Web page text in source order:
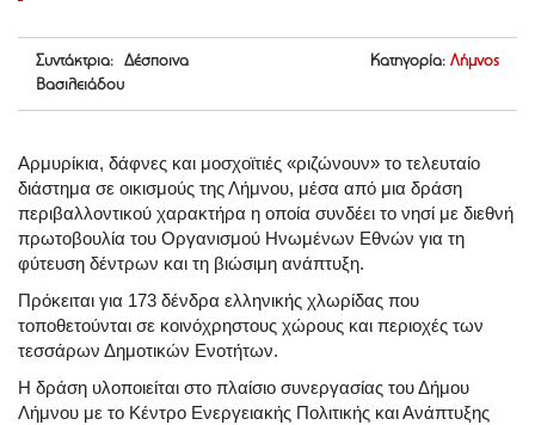
Συντάκτρια: Δέσποινα
Βασιλειάδου
Κατηγορία: Λήμνος
Αρμυρίκια, δάφνες και μοσχοϊτιές «ριζώνουν» το τελευταίο
διάστημα σε οικισμούς της Λήμνου, μέσα από μια δράση
περιβαλλοντικού χαρακτήρα η οποία συνδέει το νησί με διεθνή
πρωτοβουλία του Οργανισμού Ηνωμένων Εθνών για τη
φύτευση δέντρων και τη βιώσιμη ανάπτυξη.
Πρόκειται για 173 δένδρα ελληνικής χλωρίδας που
τοποθετούνται σε κοινόχρηστους χώρους και περιοχές των
τεσσάρων Δημοτικών Ενοτήτων.
Η δράση υλοποιείται στο πλαίσιο συνεργασίας του Δήμου
Λήμνου με το Κέντρο Ενεργειακής Πολιτικής και Ανάπτυξης